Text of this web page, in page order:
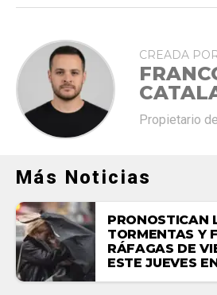
CREADA
Propietario
Más Noticias
PRONOSTICAN
TORMENTAS Y
RÁFAGAS DE
ESTE JUEVES